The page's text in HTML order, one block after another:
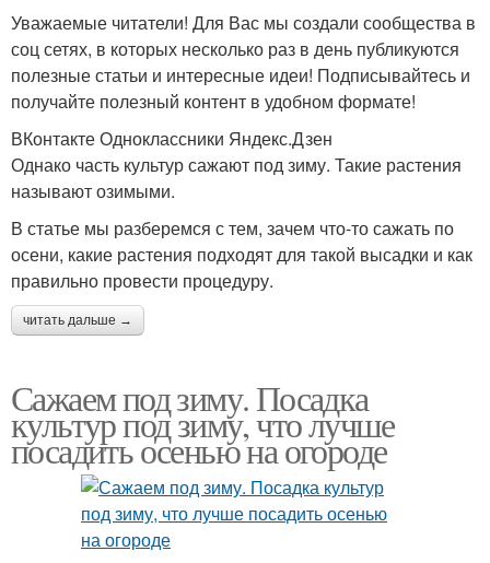
Уважаемые читатели! Для Вас мы создали сообщества в
соц сетях, в которых несколько раз в день публикуются
полезные статьи и интересные идеи! Подписывайтесь и
получайте полезный контент в удобном формате!
ВКонтакте Одноклассники Яндекс.Дзен
Однако часть культур сажают под зиму. Такие растения
называют озимыми.
В статье мы разберемся с тем, зачем что-то сажать по
осени, какие растения подходят для такой высадки и как
правильно провести процедуру.
читать дальше →
Сажаем под зиму. Посадка
культур под зиму, что лучше
посадить осенью на огороде